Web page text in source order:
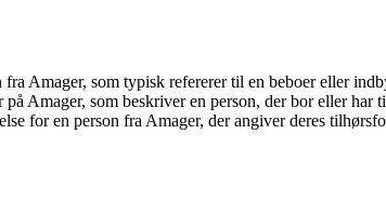
fra Amager, som typisk refererer til en beboer eller
på Amager, som beskriver en person, der bor eller har
for en person fra Amager, der angiver deres